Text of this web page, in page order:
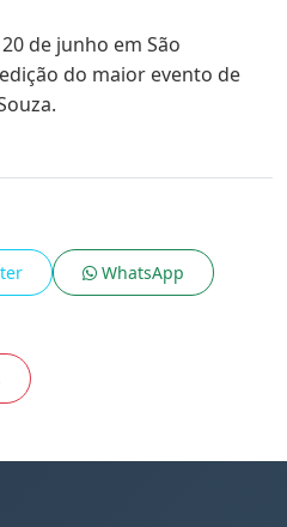
de junho em São
do maior evento de
WhatsApp